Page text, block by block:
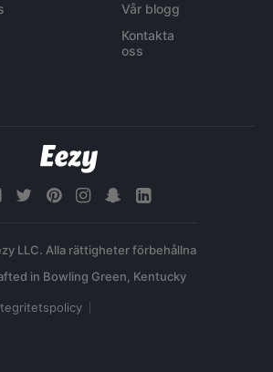
Vår blogg
Kontakta
oss
LLC. Alla rättigheter förbehållna